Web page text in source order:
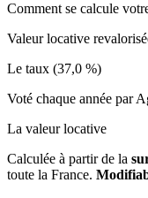
Comment se calcule
Valeur locative
Le taux (37,0 %)
Voté chaque année par
La valeur locative
Calculée à partir de la
toute la France.